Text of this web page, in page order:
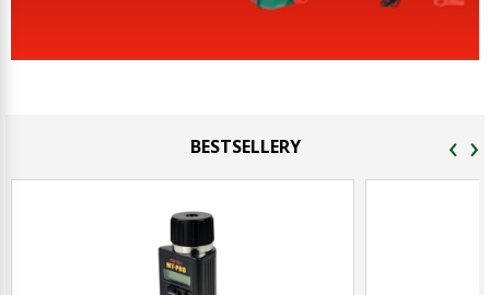
BESTSELLERY ‹ ›